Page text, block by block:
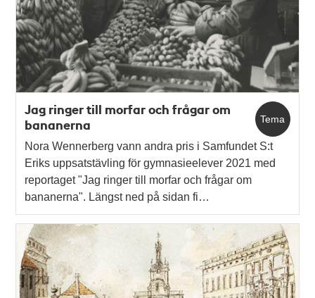
Tema
Jag ringer till morfar och frågar om
bananerna
Nora Wennerberg vann andra pris i Samfundet S:t
Eriks uppsatstävling för gymnasieelever 2021 med
reportaget "Jag ringer till morfar och frågar om
bananerna". Längst ned på sidan fi…